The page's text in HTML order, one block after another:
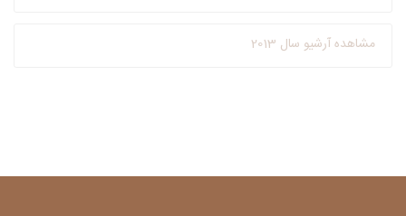
مشاهده آرشیو سال 2013